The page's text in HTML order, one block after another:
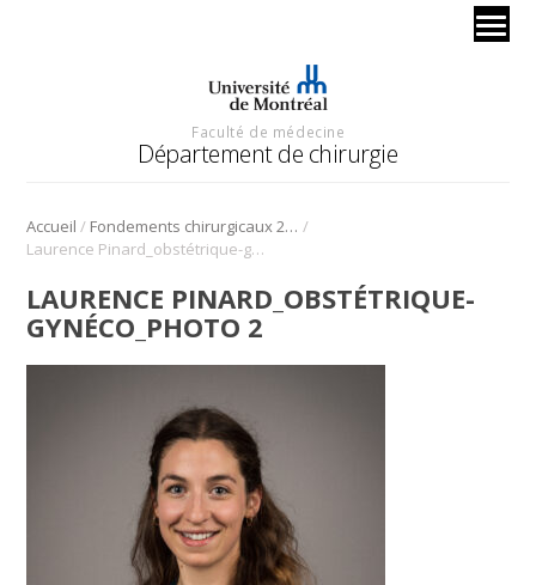
Faculté de médecine
Département de chirurgie
Accueil / Fondements chirurgicaux 2023 – obstétrique-gynécologie /
Laurence Pinard_obstétrique-gynéco_photo 2
LAURENCE PINARD_OBSTÉTRIQUE-
GYNÉCO_PHOTO 2